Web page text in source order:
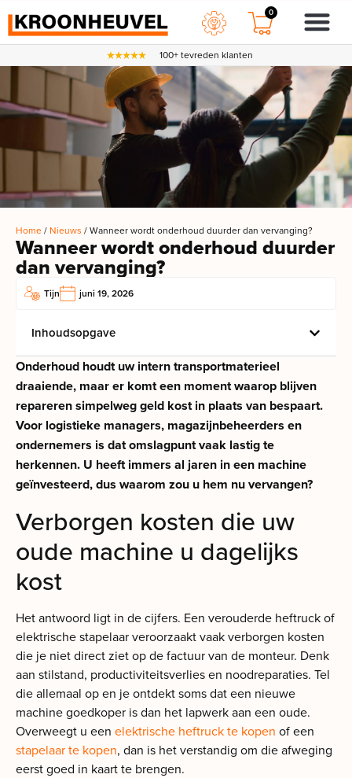
0
100+ tevreden klanten
Home/ Nieuws / Wanneer wordt onderhoud duurder dan vervanging?
Wanneer wordt onderhoud duurder
dan vervanging?
Tijn juni 19, 2026
Inhoudsopgave
Onderhoud houdt uw intern transportmaterieel
draaiende, maar er komt een moment waarop blijven
repareren simpelweg geld kost in plaats van bespaart.
Voor logistieke managers, magazijnbeheerders en
ondernemers is dat omslagpunt vaak lastig te
herkennen. U heeft immers al jaren in een machine
geïnvesteerd, dus waarom zou u hem nu vervangen?
Verborgen kosten die uw
oude machine u dagelijks
kost
Het antwoord ligt in de cijfers. Een verouderde heftruck of
elektrische stapelaar veroorzaakt vaak verborgen kosten
die je niet direct ziet op de factuur van de monteur. Denk
aan stilstand, productiviteitsverlies en noodreparaties. Tel
die allemaal op en je ontdekt soms dat een nieuwe
machine goedkoper is dan het lapwerk aan een oude.
Overweegt u een elektrische heftruck te kopen of een
stapelaar te kopen, dan is het verstandig om die afweging
eerst goed in kaart te brengen.